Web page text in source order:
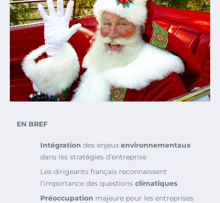
EN BREF
Intégration des enjeux environnementaux
dans les stratégies d’entreprise
Les dirigeants français reconnaissent
l’importance des questions climatiques
Préoccupation majeure pour les entreprises